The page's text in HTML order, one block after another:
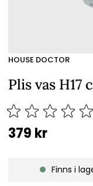
HOUSE DOCTOR
Plis vas H17
379 kr
Finns i